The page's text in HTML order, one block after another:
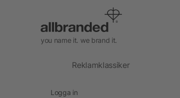
you name it. we brand it.
Reklamklassiker
Logga in